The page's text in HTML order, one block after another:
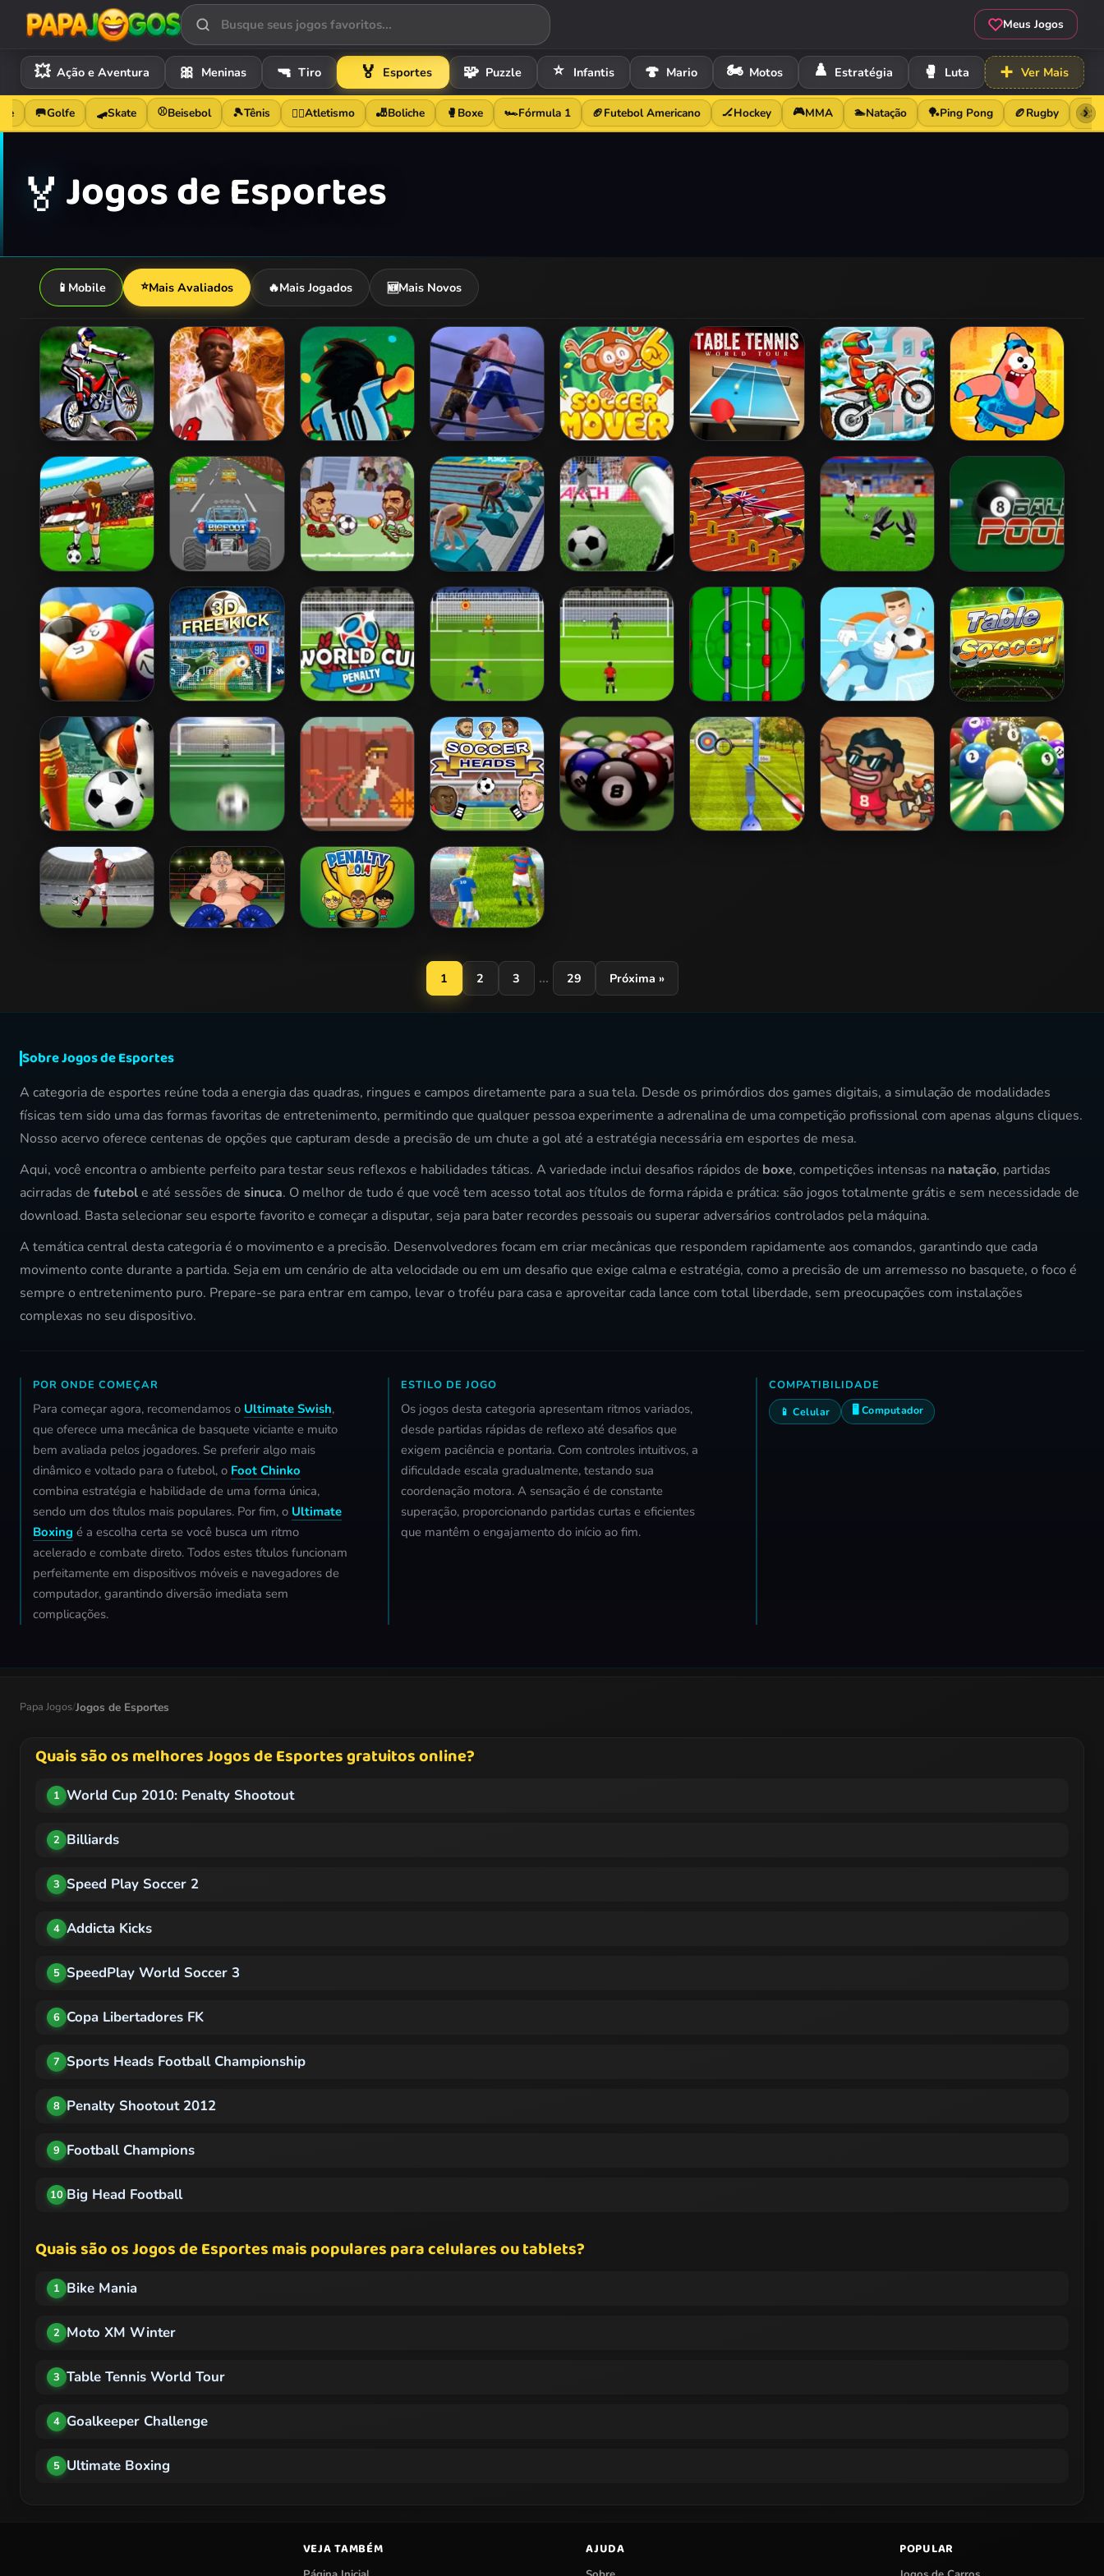
Meus Jogos
💥 Ação e Aventura 🎀 Meninas 🔫 Tiro 🏅 Esportes 🧩 Puzzle ⭐ Infantis 🍄 Mario 🏍️ Motos ♟️ Estratégia 🥊 Luta ➕ Ver Mais
🥅Golfe 🛹Skate ⚾Beisebol 🎾Tênis 🏃‍♂️Atletismo 🎳Boliche 🥊 Boxe 🏎️Fórmula 1 🏈Futebol Americano 🏒Hockey 🎮MMA 🏊Natação 🏓Ping Pong 🏉Rugby 🏂
🏅Jogos de Esportes
📱 Mobile ⭐Mais Avaliados 🔥Mais Jogados 🆕Mais Novos
Bike Mania Ultimate Swish Foot Chinko Ultimate Boxing Soccer Mover
2015
Table Tennis
World Tour
Moto XM Winter Nick Basketball
Tiki Taka Run Turbotastic Heads Arena
Euro Soccer
Swimming Pro Penalty Kicks 100 Metres Race Goalkeeper
Challenge
8 Ball Pool
Speed Billiards 3D Free Kick World Cup
Penalty
Penalty Shootout:
Euro Cup 2016
Euro Penalty
2016
Foosball Penalty
Superstar
Table Soccer
Penalty Shootout:
Multi League
Soccertastic Street Ball Star Soccer Heads
Sprint
1
2 3 ... 29 Próxima »
Sobre Jogos de Esportes
A categoria de esportes reúne toda a energia das quadras, ringues e campos diretamente para a sua tela. Desde os primórdios dos games digitais, a simulação de modalidades
físicas tem sido uma das formas favoritas de entretenimento, permitindo que qualquer pessoa experimente a adrenalina de uma competição profissional com apenas alguns cliques.
Nosso acervo oferece centenas de opções que capturam desde a precisão de um chute a gol até a estratégia necessária em esportes de mesa.
Aqui, você encontra o ambiente perfeito para testar seus reflexos e habilidades táticas. A variedade inclui desafios rápidos de boxe, competições intensas na natação, partidas
acirradas de futebole até sessões de sinuca. O melhor de tudo é que você tem acesso total aos títulos de forma rápida e prática: são jogos totalmente grátis e sem necessidade de
download. Basta selecionar seu esporte favorito e começar a disputar, seja para bater recordes pessoais ou superar adversários controlados pela máquina.
A temática central desta categoria é o movimento e a precisão. Desenvolvedores focam em criar mecânicas que respondem rapidamente aos comandos, garantindo que cada
movimento conte durante a partida. Seja em um cenário de alta velocidade ou em um desafio que exige calma e estratégia, como a precisão de um arremesso no basquete, o foco é
sempre o entretenimento puro. Prepare-se para entrar em campo, levar o troféu para casa e aproveitar cada lance com total liberdade, sem preocupações com instalações
complexas no seu dispositivo.
POR ONDE COMEÇAR
Para começar agora, recomendamos o Ultimate Swish,
que oferece uma mecânica de basquete viciante e muito
bem avaliada pelos jogadores. Se preferir algo mais
dinâmico e voltado para o futebol, o Foot Chinko
combina estratégia e habilidade de uma forma única,
sendo um dos títulos mais populares. Por fim, o Ultimate
Boxing é a escolha certa se você busca um ritmo
acelerado e combate direto. Todos estes títulos funcionam
perfeitamente em dispositivos móveis e navegadores de
computador, garantindo diversão imediata sem
complicações.
ESTILO DE JOGO
Os jogos desta categoria apresentam ritmos variados,
desde partidas rápidas de reflexo até desafios que
exigem paciência e pontaria. Com controles intuitivos, a
dificuldade escala gradualmente, testando sua
coordenação motora. A sensação é de constante
superação, proporcionando partidas curtas e eficientes
que mantêm o engajamento do início ao fim.
COMPATIBILIDADE
📱 Celular 🖥️ Computador
Papa Jogos/Jogos de Esportes
Quais são os melhores Jogos de Esportes gratuitos online?
1 World Cup 2010: Penalty Shootout
2 Billiards
3 Speed Play Soccer 2
4 Addicta Kicks
5 SpeedPlay World Soccer 3
6 Copa Libertadores FK
7 Sports Heads Football Championship
8 Penalty Shootout 2012
9 Football Champions
10 Big Head Football
Quais são os Jogos de Esportes mais populares para celulares ou tablets?
1 Bike Mania
2 Moto XM Winter
3 Table Tennis World Tour
4 Goalkeeper Challenge
5 Ultimate Boxing
VEJA TAMBÉM AJUDA POPULAR